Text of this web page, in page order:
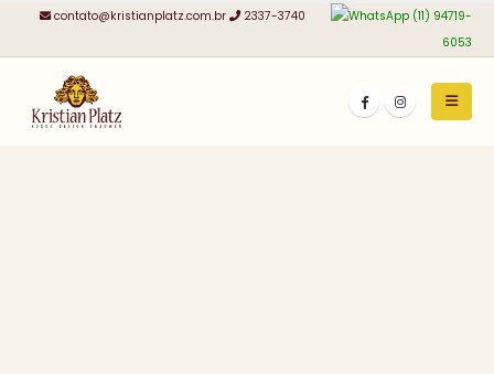
contato@kristianplatz.com.br 2337-3740
(11) 94719-
6053